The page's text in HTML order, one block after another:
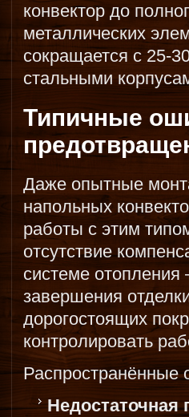
конвектор до
металлических
сокращается с 25-
стальными
Типичные
Даже опытные
напольных
работы с этим
отсутствие
системе
завершения
дорогостоящих
контролировать
Распространённые